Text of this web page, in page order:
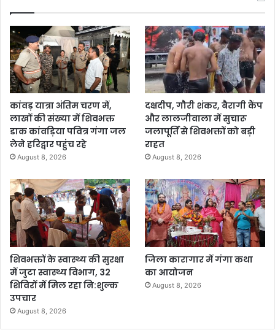
कांवड़ यात्रा अंतिम चरण में,
लाखों की संख्या में शिवभक्त
डाक कांवड़िया पवित्र गंगा जल
लेने हरिद्वार पहुंच रहे
August 8, 2026
दक्षदीप, गौरी शंकर, बैरागी कैंप
और लालजीवाला में सुचारू
जलापूर्ति से शिवभक्तों को बड़ी
राहत
August 8, 2026
शिवभक्तों के स्वास्थ्य की सुरक्षा
में जुटा स्वास्थ्य विभाग, 32
शिविरों में मिल रहा नि:शुल्क
उपचार
August 8, 2026
जिला कारागार में गंगा कथा
का आयोजन
August 8, 2026